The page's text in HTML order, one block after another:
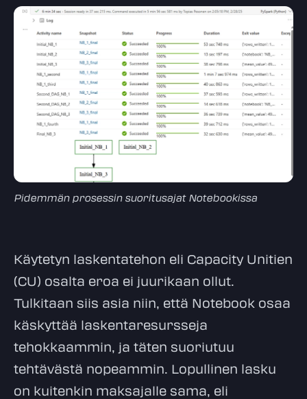
Pidemmän prosessin suoritusajat Notebookissa
Käytetyn laskentatehon eli Capacity Unitien
(CU) osalta eroa ei juurikaan ollut.
Tulkitaan siis asia niin, että Notebook osaa
käskyttää laskentaresursseja
tehokkaammin, ja täten suoriutuu
tehtävästä nopeammin. Lopullinen lasku
on kuitenkin maksajalle sama, eli